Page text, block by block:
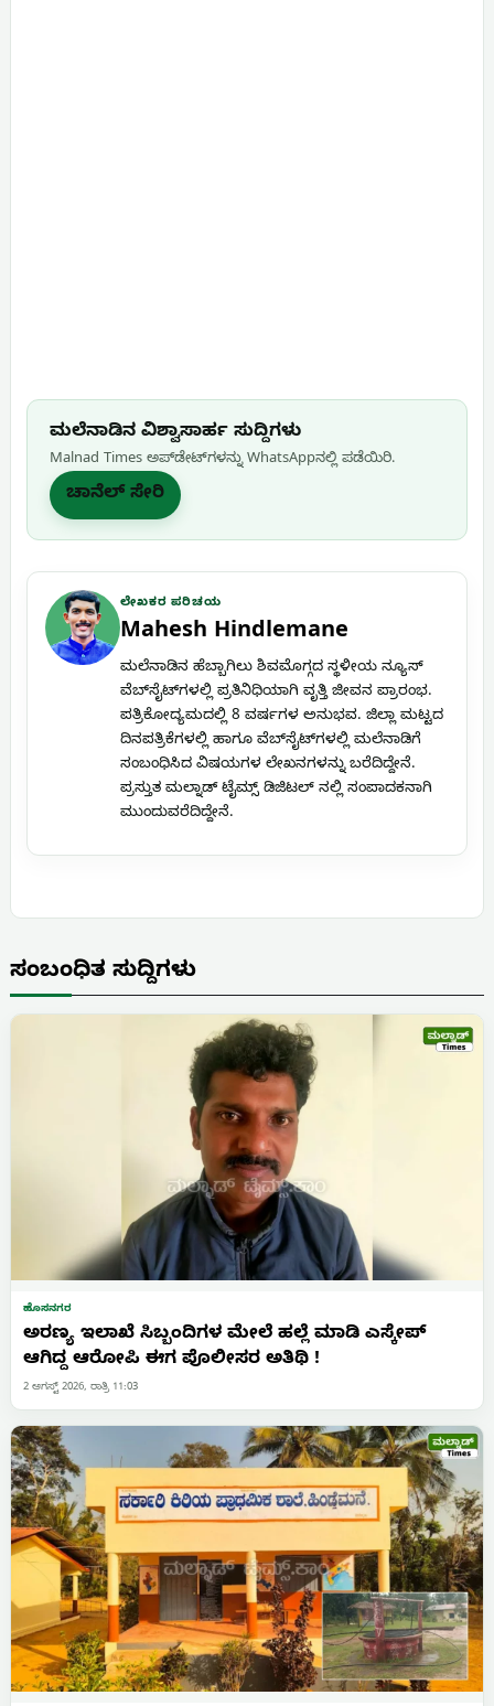
ಮಲೆನಾಡಿನ ವಿಶ್ವಾಸಾರ್ಹ ಸುದ್ದಿಗಳು
Malnad Times ಅಪ್‌ಡೇಟ್‌ಗಳನ್ನು WhatsApp‌ನಲ್ಲಿ ಪಡೆಯಿರಿ.
ಚಾನೆಲ್ ಸೇರಿ
ಲೇಖಕರ ಪರಿಚಯ
Mahesh Hindlemane
ಮಲೆನಾಡಿನ ಹೆಬ್ಬಾಗಿಲು ಶಿವಮೊಗ್ಗದ ಸ್ಥಳೀಯ ನ್ಯೂಸ್
ವೆಬ್‌ಸೈಟ್‌ಗಳಲ್ಲಿ ಪ್ರತಿನಿಧಿಯಾಗಿ ವೃತ್ತಿ ಜೀವನ ಪ್ರಾರಂಭ.
ಪತ್ರಿಕೋದ್ಯಮದಲ್ಲಿ 8 ವರ್ಷಗಳ ಅನುಭವ. ಜಿಲ್ಲಾ ಮಟ್ಟದ
ದಿನಪತ್ರಿಕೆಗಳಲ್ಲಿ ಹಾಗೂ ವೆಬ್‌ಸೈಟ್‌ಗಳಲ್ಲಿ ಮಲೆನಾಡಿಗೆ
ಸಂಬಂಧಿಸಿದ ವಿಷಯಗಳ ಲೇಖನಗಳನ್ನು ಬರೆದಿದ್ದೇನೆ.
ಪ್ರಸ್ತುತ ಮಲ್ನಾಡ್ ಟೈಮ್ಸ್ ಡಿಜಿಟಲ್ ನಲ್ಲಿ ಸಂಪಾದಕನಾಗಿ
ಮುಂದುವರೆದಿದ್ದೇನೆ.
ಸಂಬಂಧಿತ ಸುದ್ದಿಗಳು
ಹೊಸನಗರ
ಅರಣ್ಯ ಇಲಾಖೆ ಸಿಬ್ಬಂದಿಗಳ ಮೇಲೆ ಹಲ್ಲೆ ಮಾಡಿ ಎಸ್ಕೇಪ್
ಆಗಿದ್ದ ಆರೋಪಿ ಈಗ ಪೊಲೀಸರ ಅತಿಥಿ !
2 ಆಗಸ್ಟ್ 2026, ರಾತ್ರಿ 11:03